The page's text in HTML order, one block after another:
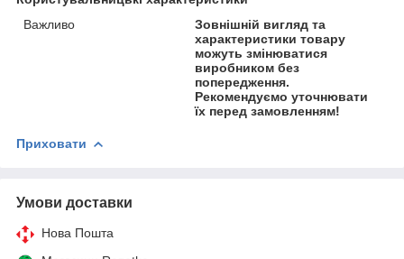
Важливо
Зовнішній вигляд та
характеристики товару
можуть змінюватися
виробником без
попередження.
Рекомендуємо уточнювати
їх перед замовленням!
Приховати
Умови доставки
Нова Пошта